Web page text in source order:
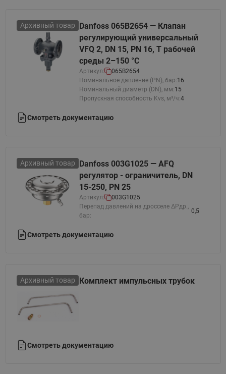
Архивный товар
Danfoss 065B2654 — Клапан
регулирующий универсальный
VFQ 2, DN 15, PN 16, T рабочей
среды 2–150 °С
Артикул:
065B2654
Номинальное давление (PN), бар:16
Номинальный диаметр (DN), мм:15
Пропускная способность Kvs, м³/ч:4
Смотреть документацию
Архивный товар
Danfoss 003G1025 — AFQ
регулятор - ограничитель, DN
15-250, PN 25
Артикул:
003G1025
Перепад давлений на дросселе ΔPдр.,
бар:
0,5
Смотреть документацию
Архивный товар Комплект импульсных трубок
Смотреть документацию